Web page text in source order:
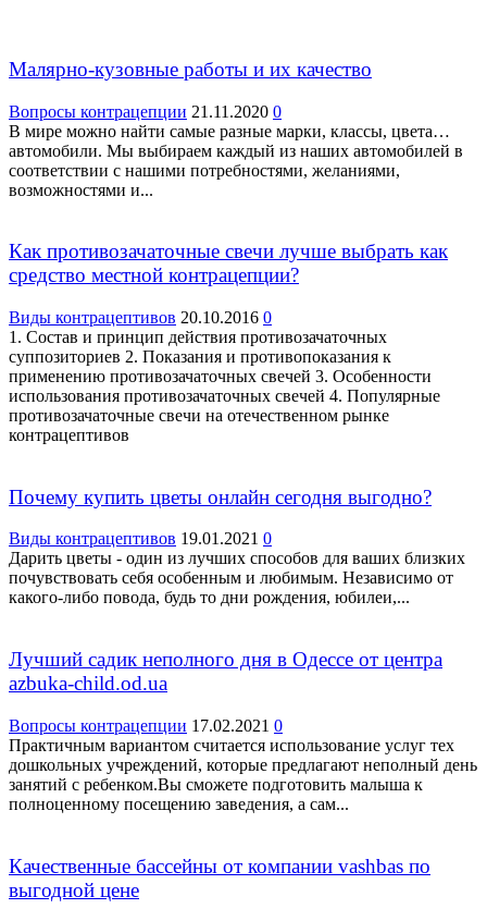
Малярно-кузовные работы и их качество
Вопросы контрацепции 21.11.2020 0
В мире можно найти самые разные марки, классы, цвета…
автомобили. Мы выбираем каждый из наших автомобилей в
соответствии с нашими потребностями, желаниями,
возможностями и...
Как противозачаточные свечи лучше выбрать как
средство местной контрацепции?
Виды контрацептивов 20.10.2016 0
1. Состав и принцип действия противозачаточных
суппозиториев 2. Показания и противопоказания к
применению противозачаточных свечей 3. Особенности
использования противозачаточных свечей 4. Популярные
противозачаточные свечи на отечественном рынке
контрацептивов
Почему купить цветы онлайн сегодня выгодно?
Виды контрацептивов 19.01.2021 0
Дарить цветы - один из лучших способов для ваших близких
почувствовать себя особенным и любимым. Независимо от
какого-либо повода, будь то дни рождения, юбилеи,...
Лучший садик неполного дня в Одессе от центра
azbuka-child.od.ua
Вопросы контрацепции 17.02.2021 0
Практичным вариантом считается использование услуг тех
дошкольных учреждений, которые предлагают неполный день
занятий с ребенком.Вы сможете подготовить малыша к
полноценному посещению заведения, а сам...
Качественные бассейны от компании vashbas по
выгодной цене